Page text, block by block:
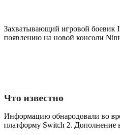
Захватывающий игровой боевик
появлению на новой консоли
Что известно
Информацию обнародовали во
платформу Switch 2. Дополнение